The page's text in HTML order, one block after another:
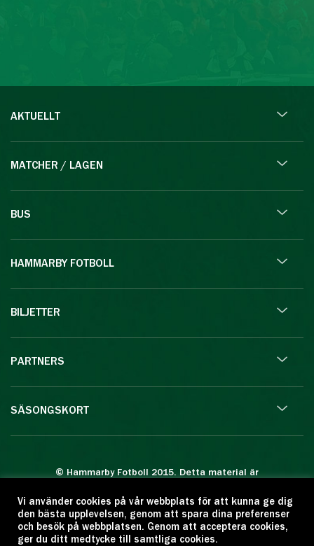
AKTUELLT
MATCHER / LAGEN
BUS
HAMMARBY FOTBOLL
BILJETTER
PARTNERS
SÄSONGSKORT
© Hammarby Fotboll 2015. Detta material är
Eftertryck eller annan kopiering är förbjuden.
Citera oss gärna men ange källan:
www.hammarbyfotboll.se. Ansvarig utgivare:
Vi använder cookies på vår webbplats för att kunna ge dig
den bästa upplevelsen, genom att spara dina preferenser
och besök på webbplatsen. Genom att acceptera cookies,
ger du ditt medtycke till samtliga cookies.